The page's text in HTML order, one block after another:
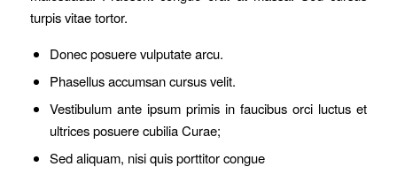
turpis vitae tortor.
Donec posuere vulputate arcu.
Phasellus accumsan cursus velit.
Vestibulum ante ipsum primis in faucibus orci luctus et
ultrices posuere cubilia Curae;
Sed aliquam, nisi quis porttitor congue